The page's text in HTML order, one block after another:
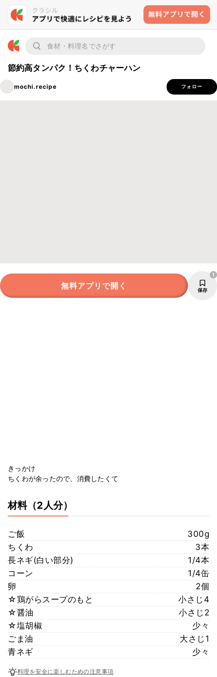
節約高タンパク！ちくわチャーハン
mochi.recipe フォロー
無料アプリで開く 保存
1
きっかけ
ちくわが余ったので、消費したくて
材料（2人分）
ご飯
300g
ちくわ
3本
長ネギ(白い部分)
1/4本
コーン
1/4缶
卵
2個
☆鶏がらスープのもと
小さじ4
☆醤油
小さじ2
☆塩胡椒
少々
ごま油
大さじ1
青ネギ
少々
料理を安全に楽しむための注意事項